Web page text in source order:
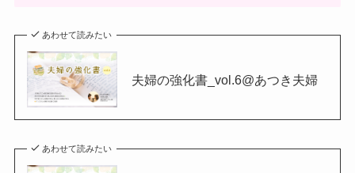
あわせて読みたい
夫婦の強化書_vol.6@あつき夫婦
あわせて読みたい